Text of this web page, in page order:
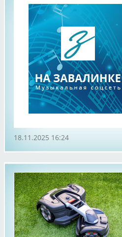
18.11.2025 16:24